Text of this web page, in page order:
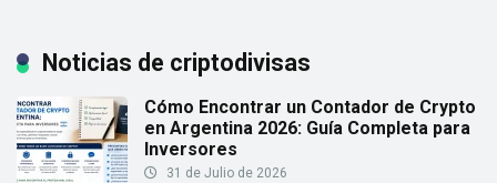
Noticias de criptodivisas
Cómo Encontrar un Contador de Crypto
en Argentina 2026: Guía Completa para
Inversores
31 de Julio de 2026